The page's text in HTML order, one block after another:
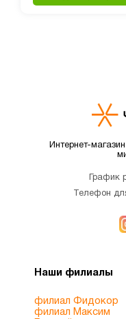
Интернет-
График
Телефон
Наши филиалы
филиал Фидокор
филиал Максим